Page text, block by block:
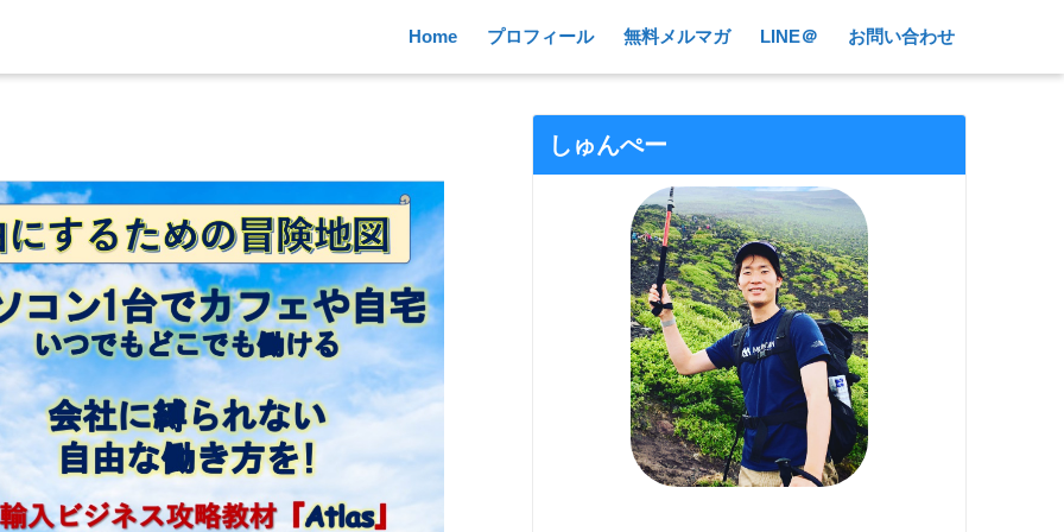
Home プロフィール 無料メルマガ LINE＠ お問い合わせ
しゅんぺー